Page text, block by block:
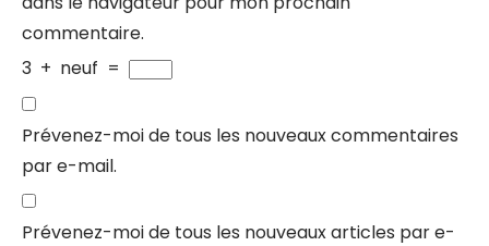
commentaire.
3 + neuf =
Prévenez-moi de tous les nouveaux commentaires
par e-mail.
Prévenez-moi de tous les nouveaux articles par e-